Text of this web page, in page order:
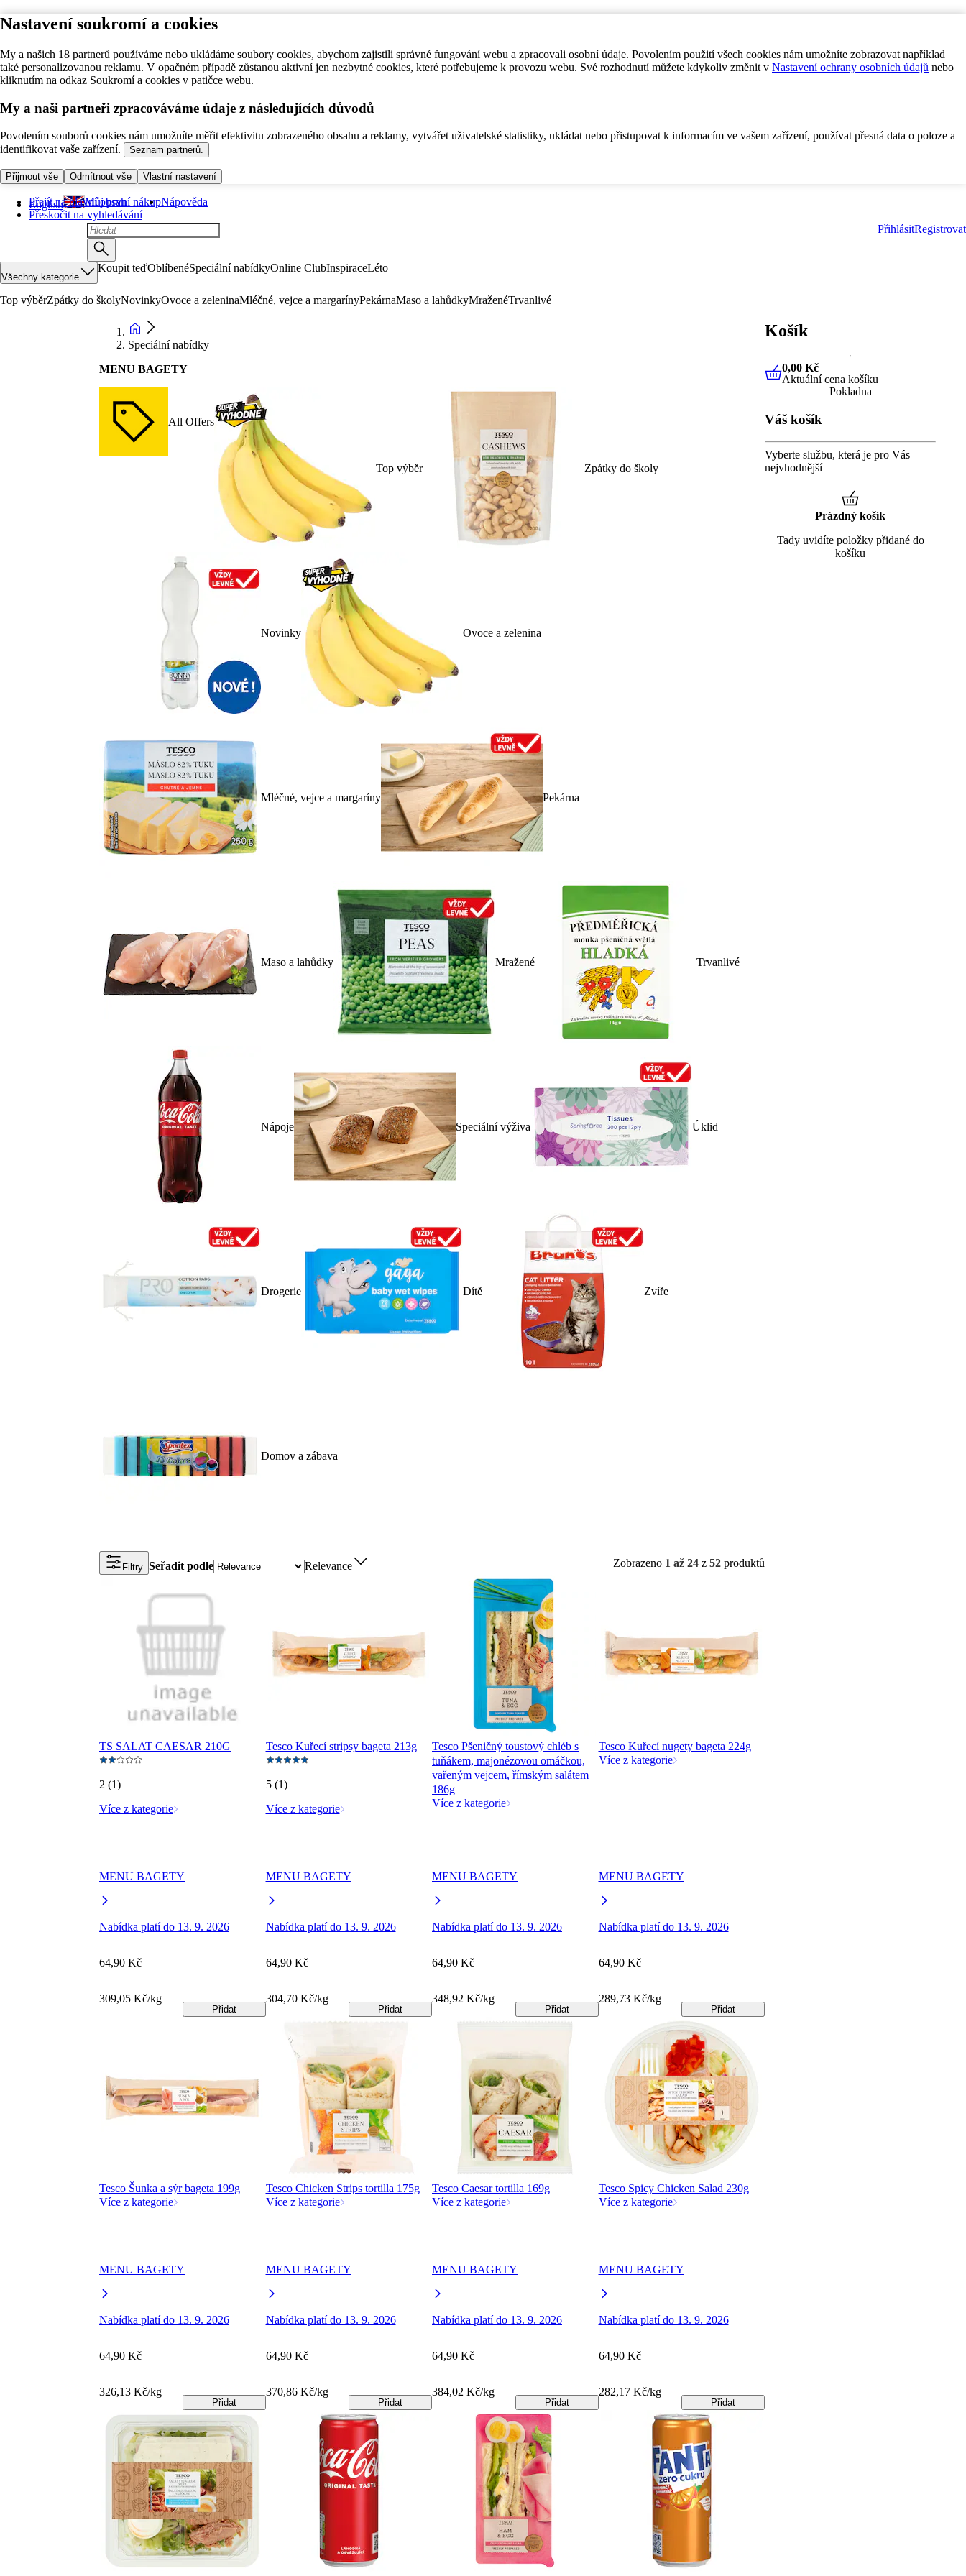
Nastavení soukromí a cookies
My a našich 18 partnerů používáme nebo ukládáme soubory cookies, abychom zajistili správné fungování webu a zpracovali osobní údaje. Povolením použití všech cookies nám umožníte zobrazovat například
také personalizovanou reklamu. V opačném případě zůstanou aktivní jen nezbytné cookies, které potřebujeme k provozu webu. Své rozhodnutí můžete kdykoliv změnit v Nastavení ochrany osobních údajů nebo
kliknutím na odkaz Soukromí a cookies v patičce webu.
My a naši partneři zpracováváme údaje z následujících důvodů
Povolením souborů cookies nám umožníte měřit efektivitu zobrazeného obsahu a reklamy, vytvářet uživatelské statistiky, ukládat nebo přistupovat k informacím ve vašem zařízení, používat přesná data o poloze a
identifikovat vaše zařízení.
Seznam partnerů.
Přijmout vše Odmítnout vše Vlastní nastavení
Přejít na hlavní obsah
Přeskočit na vyhledávání
English Můj první nákupNápověda
PřihlásitRegistrovat
Všechny kategorie
Koupit teďOblíbenéSpeciální nabídkyOnline ClubInspiraceLéto
Top výběrZpátky do školyNovinkyOvoce a zeleninaMléčné, vejce a margarínyPekárnaMaso a lahůdkyMraženéTrvanlivé
Speciální nabídky
MENU BAGETY
All Offers
Top výběr Zpátky do školy
Novinky Ovoce a zelenina
Mléčné, vejce a margaríny Pekárna
Maso a lahůdky Mražené Trvanlivé
Nápoje Speciální výživa Úklid
Drogerie Dítě Zvíře
Domov a zábava
Filtry Seřadit podle Relevance Zobrazeno 1 až 24 z 52 produktů
TS SALAT CAESAR 210G
2 (1)
Více z kategorie
MENU BAGETY
Nabídka platí do 13. 9. 2026
64,90 Kč
309,05 Kč/kg
Přidat
Tesco Kuřecí stripsy bageta 213g
5 (1)
Více z kategorie
MENU BAGETY
Nabídka platí do 13. 9. 2026
64,90 Kč
304,70 Kč/kg
Přidat
Tesco Pšeničný toustový chléb s
tuňákem, majonézovou omáčkou,
vařeným vejcem, římským salátem
186g
Více z kategorie
MENU BAGETY
Nabídka platí do 13. 9. 2026
64,90 Kč
348,92 Kč/kg
Přidat
Tesco Kuřecí nugety bageta 224g
Více z kategorie
MENU BAGETY
Nabídka platí do 13. 9. 2026
64,90 Kč
289,73 Kč/kg
Přidat
Tesco Šunka a sýr bageta 199g
Více z kategorie
MENU BAGETY
Nabídka platí do 13. 9. 2026
64,90 Kč
326,13 Kč/kg
Přidat
Tesco Chicken Strips tortilla 175g
Více z kategorie
MENU BAGETY
Nabídka platí do 13. 9. 2026
64,90 Kč
370,86 Kč/kg
Přidat
Tesco Caesar tortilla 169g
Více z kategorie
MENU BAGETY
Nabídka platí do 13. 9. 2026
64,90 Kč
384,02 Kč/kg
Přidat
Tesco Spicy Chicken Salad 230g
Více z kategorie
MENU BAGETY
Nabídka platí do 13. 9. 2026
64,90 Kč
282,17 Kč/kg
Přidat
Košík
0,00 KčAktuální cena košíku
0,00 Kč
Aktuální cena košíku
Pokladna
Váš košík
Vyberte službu, která je pro Vás
nejvhodnější
Prázdný košík
Tady uvidíte položky přidané do
košíku